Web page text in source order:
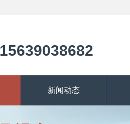
15639038682
新闻动态